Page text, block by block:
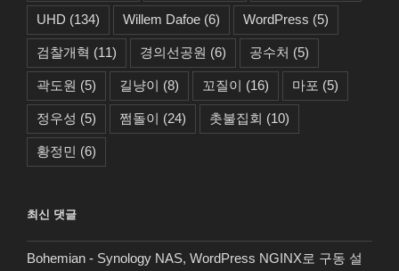
UHD (134) Willem Dafoe (6) WordPress (5)
검찰개혁 (11) 경의선공원 (6) 공수처 (5)
곽도원 (5) 길냥이 (8) 꼬질이 (16) 마포 (5)
정우성 (5) 쩜돌이 (24) 촛불집회 (10)
황정민 (6)
최신 댓글
Bohemian - Synology NAS, WordPress NGINX로 구동 설